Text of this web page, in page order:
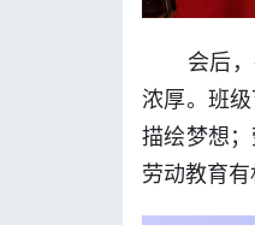
会后
浓厚。班
描绘梦想
劳动教育